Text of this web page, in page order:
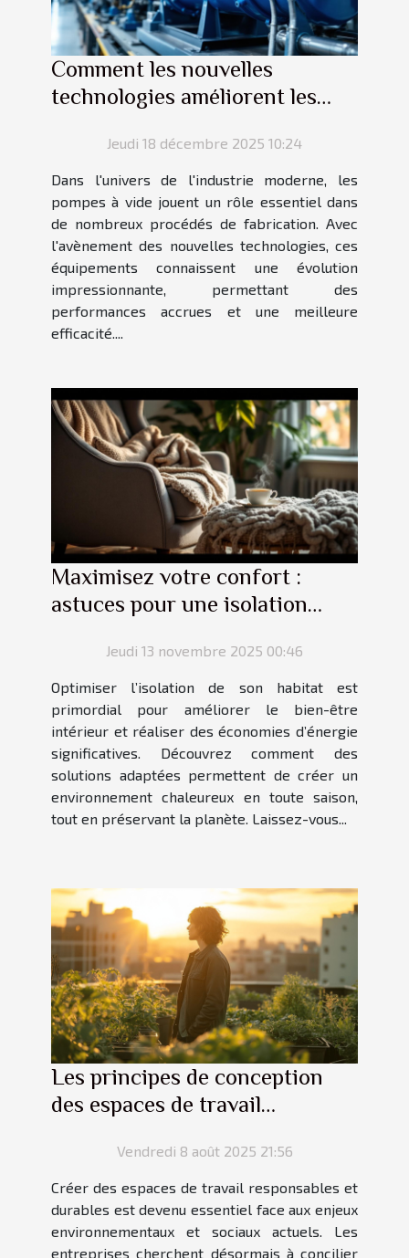
Comment les nouvelles
technologies améliorent les
Jeudi 18 décembre 2025 10:24
Dans l'univers de l'industrie moderne, les
pompes à vide jouent un rôle essentiel dans
de nombreux procédés de fabrication. Avec
l'avènement des nouvelles technologies, ces
équipements connaissent une évolution
impressionnante, permettant des
performances accrues et une meilleure
efficacité....
Maximisez votre confort :
astuces pour une isolation
Jeudi 13 novembre 2025 00:46
Optimiser l’isolation de son habitat est
primordial pour améliorer le bien-être
intérieur et réaliser des économies d’énergie
significatives. Découvrez comment des
solutions adaptées permettent de créer un
environnement chaleureux en toute saison,
tout en préservant la planète. Laissez-vous...
Les principes de conception
des espaces de travail
Vendredi 8 août 2025 21:56
Créer des espaces de travail responsables et
durables est devenu essentiel face aux enjeux
environnementaux et sociaux actuels. Les
entreprises cherchent désormais à concilier